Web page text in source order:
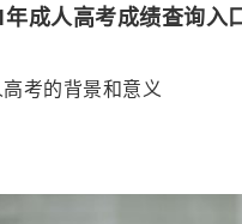
成人高考成绩查询入
考的背景和意义